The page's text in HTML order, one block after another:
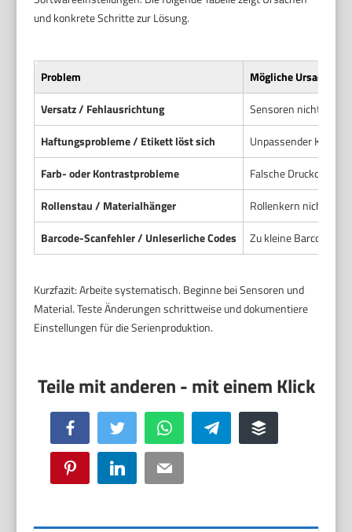
und konkrete Schritte zur Lösung.
Problem
Mögliche Ursache
Versatz / Fehlausrichtung
Sensoren nicht
Haftungsprobleme / Etikett löst sich
Unpassender
Farb- oder Kontrastprobleme
Falsche Druckdichte
Rollenstau / Materialhänger
Rollenkern nicht
Barcode-Scanfehler / Unleserliche Codes
Zu kleine Barcodes
Kurzfazit: Arbeite systematisch. Beginne bei Sensoren und
Material. Teste Änderungen schrittweise und dokumentiere
Einstellungen für die Serienproduktion.
Facebook Twitter WhatsApp Telegram Buffer
Pinterest LinkedIn Email